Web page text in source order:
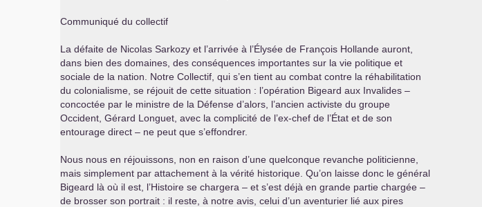
Communiqué du collectif
La défaite de Nicolas Sarkozy et l’arrivée à l’Élysée de François Hollande auront,
dans bien des domaines, des conséquences importantes sur la vie politique et
sociale de la nation. Notre Collectif, qui s’en tient au combat contre la réhabilitation
du colonialisme, se réjouit de cette situation : l’opération Bigeard aux Invalides –
concoctée par le ministre de la Défense d’alors, l’ancien activiste du groupe
Occident, Gérard Longuet, avec la complicité de l’ex-chef de l’État et de son
entourage direct – ne peut que s’effondrer.
Nous nous en réjouissons, non en raison d’une quelconque revanche politicienne,
mais simplement par attachement à la vérité historique. Qu’on laisse donc le général
Bigeard là où il est, l’Histoire se chargera – et s’est déjà en grande partie chargée –
de brosser son portrait : il reste, à notre avis, celui d’un aventurier lié aux pires